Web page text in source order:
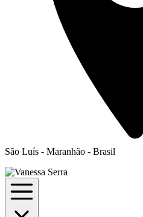
São Luís - Maranhão - Brasil